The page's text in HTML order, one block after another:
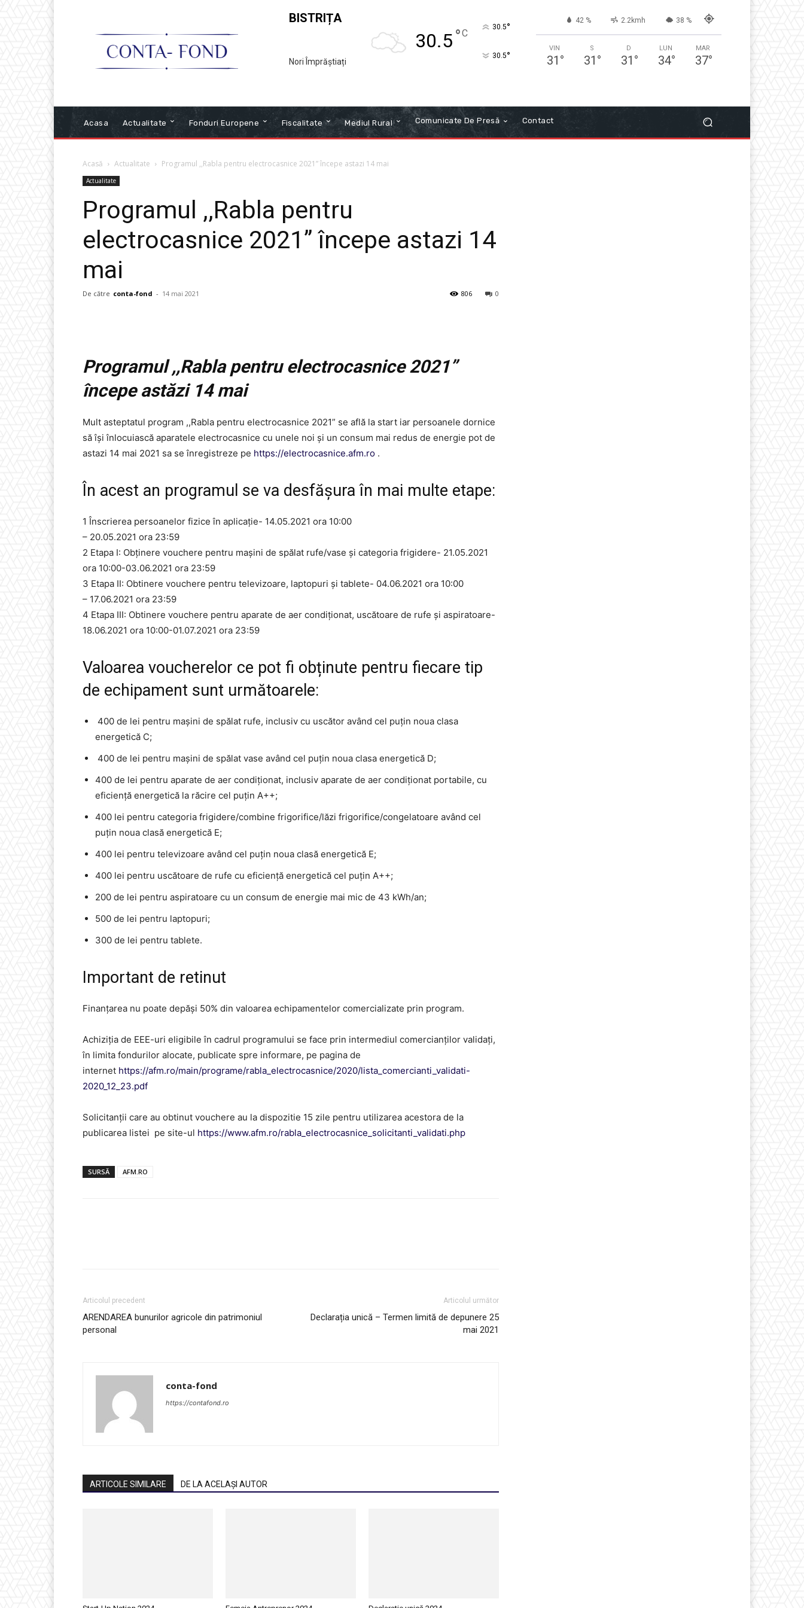
BISTRIȚA
Nori Împrăștiați
30.5°C
30.5°
30.5°
42 % 2.2kmh 38 %
VIN
31 °
S
31 °
D
31 °
LUN
34°
MAR
37°
Acasa Actualitate Fonduri Europene Fiscalitate Mediul Rural Comunicate De Presă Contact
Acasă Actualitate Programul ,,Rabla pentru electrocasnice 2021” începe astazi 14 mai
Actualitate
Programul ,,Rabla pentru
electrocasnice 2021” începe astazi 14
mai
De către conta-fond - 14 mai 2021 0
806
Programul,,Rabla pentru electrocasnice 2021”
începe astăzi 14 mai
Mult asteptatul program ,,Rabla pentru electrocasnice 2021” se află la start iar persoanele dornice
să își înlocuiască aparatele electrocasnice cu unele noi și un consum mai redus de energie pot de
astazi 14 mai 2021 sa se înregistreze pe https://electrocasnice.afm.ro .
În acest an programul se va desfășura în mai multe etape:
1 Înscrierea persoanelor fizice în aplicație- 14.05.2021 ora 10:00
– 20.05.2021 ora 23:59
2 Etapa I: Obținere vouchere pentru mașini de spălat rufe/vase și categoria frigidere- 21.05.2021
ora 10:00-03.06.2021 ora 23:59
3 Etapa II: Obtinere vouchere pentru televizoare, laptopuri și tablete- 04.06.2021 ora 10:00
– 17.06.2021 ora 23:59
4 Etapa III: Obtinere vouchere pentru aparate de aer condiționat, uscătoare de rufe și aspiratoare-
18.06.2021 ora 10:00-01.07.2021 ora 23:59
Valoarea voucherelor ce pot fi obținute pentru fiecare tip
de echipament sunt următoarele:
400 de lei pentru mașini de spălat rufe, inclusiv cu uscător având cel puțin noua clasa
energetică C;
400 de lei pentru mașini de spălat vase având cel puțin noua clasa energetică D;
400 de lei pentru aparate de aer condiționat, inclusiv aparate de aer condiționat portabile, cu
eficiență energetică la răcire cel puțin A++;
400 lei pentru categoria frigidere/combine frigorifice/lăzi frigorifice/congelatoare având cel
puțin noua clasă energetică E;
400 lei pentru televizoare având cel puțin noua clasă energetică E;
400 lei pentru uscătoare de rufe cu eficiență energetică cel puțin A++;
200 de lei pentru aspiratoare cu un consum de energie mai mic de 43 kWh/an;
500 de lei pentru laptopuri;
300 de lei pentru tablete.
Important de retinut
Finanţarea nu poate depăşi 50% din valoarea echipamentelor comercializate prin program.
Achiziţia de EEE-uri eligibile în cadrul programului se face prin intermediul comercianţilor validaţi,
în limita fondurilor alocate, publicate spre informare, pe pagina de
internet https://afm.ro/main/programe/rabla_electrocasnice/2020/lista_comercianti_validati-
2020_12_23.pdf
Solicitanţii care au obtinut vouchere au la dispozitie 15 zile pentru utilizarea acestora de la
publicarea listei pe site-ul https://www.afm.ro/rabla_electrocasnice_solicitanti_validati.php
SURSĂ AFM.RO
Articolul precedent
ARENDAREA bunurilor agricole din patrimoniul
personal
Articolul următor
Declarația unică – Termen limită de depunere 25
mai 2021
conta-fond
https://contafond.ro
ARTICOLE SIMILARE DE LA ACELAȘI AUTOR